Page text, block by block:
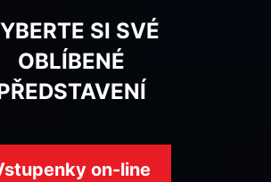
SI SVÉ
OBLÍBENÉ
on-line